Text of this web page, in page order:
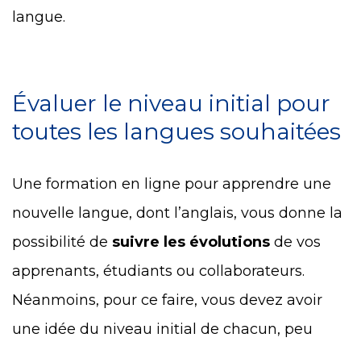
langue.
Évaluer le niveau initial pour
toutes les langues souhaitées
Une formation en ligne pour apprendre une
nouvelle langue, dont l’anglais, vous donne la
possibilité de suivre les évolutions de vos
apprenants, étudiants ou collaborateurs.
Néanmoins, pour ce faire, vous devez avoir
une idée du niveau initial de chacun, peu